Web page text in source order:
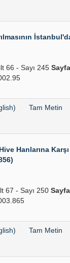
66 - Sayı 245
Tam Metin
Hanlarına
67 - Sayı 250
Tam Metin